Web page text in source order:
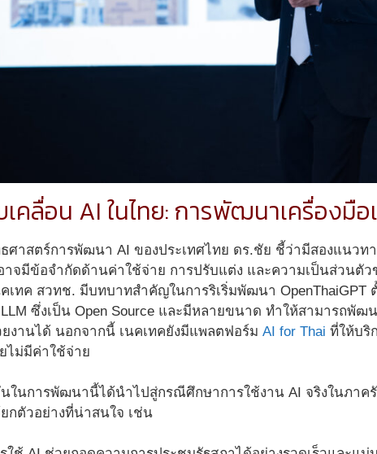
เคลื่อน AI ในไทย: การพัฒนาเครื่องมื
ศาสตร์การพัฒนา AI ของประเทศไทย ดร.ชัย ชี้ว่ามีสองแนวท
าจมีข้อจำกัดด้านค่าใช้จ่าย การปรับแต่ง และความเป็นส่วน
คเทค สวทช. มีบทบาทสำคัญในการริเริ่มพัฒนา
ซึ่งเป็น Open Source และมีหลายขนาด ทำให้สามารถพัฒ
งานได้ นอกจากนี้ เนคเทคยังมีแพลตฟอร์ม AI for Thai ที่ให้บริ
ไม่มีค่าใช้จ่าย
ในการพัฒนานี้ได้นำไปสู่กรณีศึกษาการใช้งาน AI จริงในภาครั
กตัวอย่างที่น่าสนใจ เช่น